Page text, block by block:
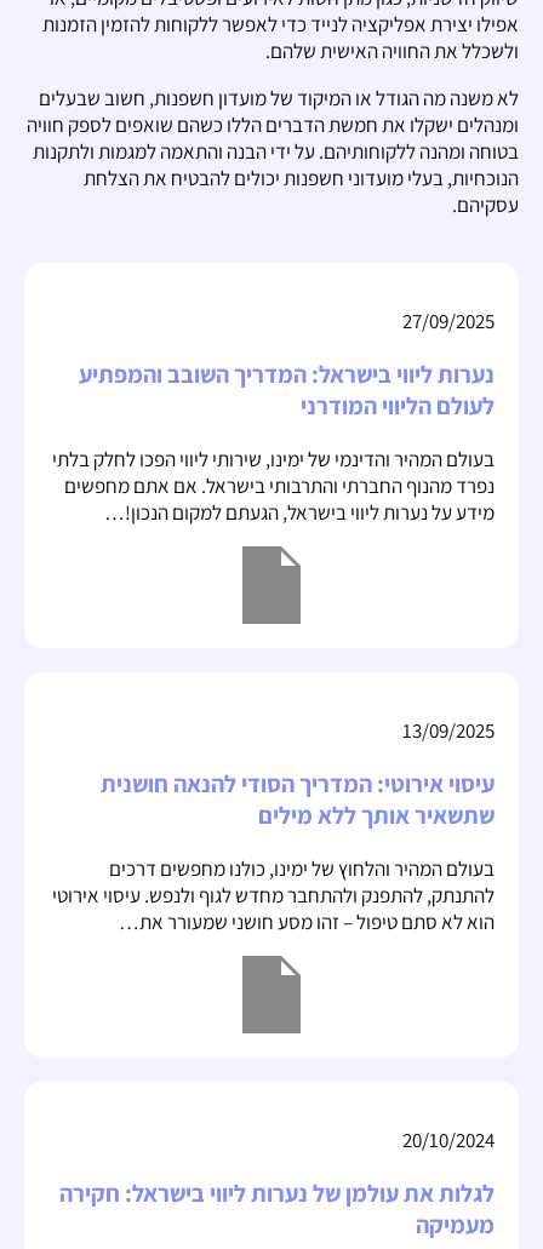
אפילו יצירת אפליקציה לנייד כדי לאפשר ללקוחות להזמין הזמנות
ולשכלל את החוויה האישית שלהם.
לא משנה מה הגודל או המיקוד של מועדון חשפנות, חשוב שבעלים
ומנהלים ישקלו את חמשת הדברים הללו כשהם שואפים לספק חוויה
בטוחה ומהנה ללקוחותיהם. על ידי הבנה והתאמה למגמות ולתקנות
הנוכחיות, בעלי מועדוני חשפנות יכולים להבטיח את הצלחת
עסקיהם.
27/09/2025
נערות ליווי בישראל: המדריך השובב והמפתיע
לעולם הליווי המודרני
בעולם המהיר והדינמי של ימינו, שירותי ליווי הפכו לחלק בלתי
נפרד מהנוף החברתי והתרבותי בישראל. אם אתם מחפשים
מידע על נערות ליווי בישראל, הגעתם למקום הנכון!…
13/09/2025
עיסוי אירוטי: המדריך הסודי להנאה חושנית
שתשאיר אותך ללא מילים
בעולם המהיר והלחוץ של ימינו, כולנו מחפשים דרכים
להתנתק, להתפנק ולהתחבר מחדש לגוף ולנפש. עיסוי אירוטי
הוא לא סתם טיפול – זהו מסע חושני שמעורר את…
20/10/2024
לגלות את עולמן של נערות ליווי בישראל: חקירה
מעמיקה